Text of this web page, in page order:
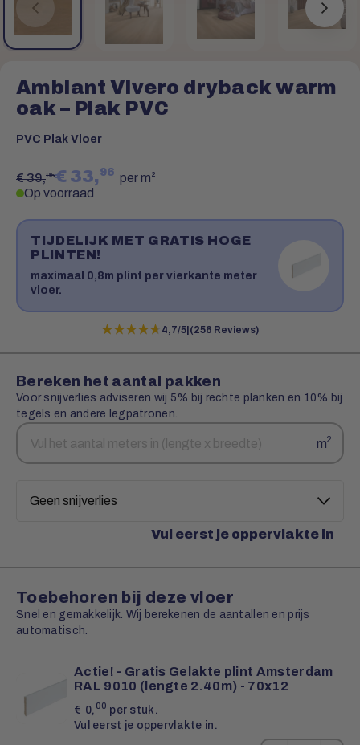
Ambiant Vivero dryback warm
oak – Plak PVC
PVC Plak Vloer
€ 39,95€ 33, 96 per m²
Op voorraad
TIJDELIJK MET GRATIS HOGE
PLINTEN!
maximaal 0,8m plint per vierkante meter
vloer.
★★★★★
★★★★★ 4,7/5 (256 Reviews)
Bereken het aantal pakken
Voor snijverlies adviseren wij 5% bij rechte planken en 10% bij
tegels en andere legpatronen.
Aantal
vierkante
m2
Snijverlies
Vul eerst je oppervlakte in
Toebehoren bij deze vloer
Snel en gemakkelijk. Wij berekenen de aantallen en prijs
automatisch.
Actie! - Gratis Gelakte plint Amsterdam
RAL 9010 (lengte 2.40m) - 70x12
€ 0, 00 per stuk.
Vul eerst je oppervlakte in.